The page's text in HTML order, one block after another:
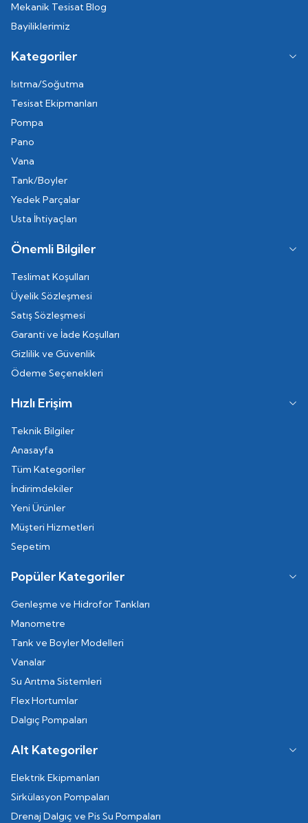
Mekanik Tesisat Blog
Bayiliklerimiz
Kategoriler
Isıtma/Soğutma
Tesisat Ekipmanları
Pompa
Pano
Vana
Tank/Boyler
Yedek Parçalar
Usta İhtiyaçları
Önemli Bilgiler
Teslimat Koşulları
Üyelik Sözleşmesi
Satış Sözleşmesi
Garanti ve İade Koşulları
Gizlilik ve Güvenlik
Ödeme Seçenekleri
Hızlı Erişim
Teknik Bilgiler
Anasayfa
Tüm Kategoriler
İndirimdekiler
Yeni Ürünler
Müşteri Hizmetleri
Sepetim
Popüler Kategoriler
Genleşme ve Hidrofor Tankları
Manometre
Tank ve Boyler Modelleri
Vanalar
Su Arıtma Sistemleri
Flex Hortumlar
Dalgıç Pompaları
Alt Kategoriler
Elektrik Ekipmanları
Sirkülasyon Pompaları
Drenaj Dalgıç ve Pis Su Pompaları